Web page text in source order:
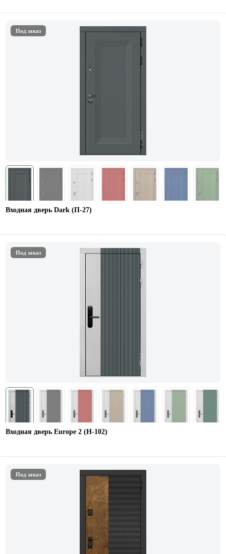
Под заказ
Входная дверь Dark (П-27)
Под заказ
Входная дверь Europe 2 (Н-102)
Под заказ